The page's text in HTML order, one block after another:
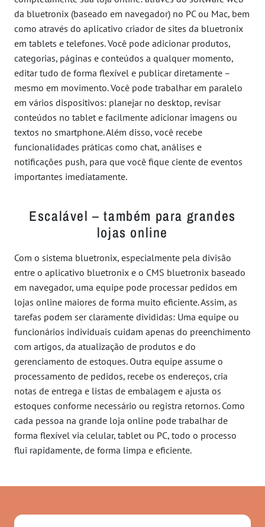
da bluetronix (baseado em navegador) no PC ou Mac, bem
como através do aplicativo criador de sites da bluetronix
em tablets e telefones. Você pode adicionar produtos,
categorias, páginas e conteúdos a qualquer momento,
editar tudo de forma flexível e publicar diretamente –
mesmo em movimento. Você pode trabalhar em paralelo
em vários dispositivos: planejar no desktop, revisar
conteúdos no tablet e facilmente adicionar imagens ou
textos no smartphone. Além disso, você recebe
funcionalidades práticas como chat, análises e
notificações push, para que você fique ciente de eventos
importantes imediatamente.
Escalável – também para grandes
lojas online
Com o sistema bluetronix, especialmente pela divisão
entre o aplicativo bluetronix e o CMS bluetronix baseado
em navegador, uma equipe pode processar pedidos em
lojas online maiores de forma muito eficiente. Assim, as
tarefas podem ser claramente divididas: Uma equipe ou
funcionários individuais cuidam apenas do preenchimento
com artigos, da atualização de produtos e do
gerenciamento de estoques. Outra equipe assume o
processamento de pedidos, recebe os endereços, cria
notas de entrega e listas de embalagem e ajusta os
estoques conforme necessário ou registra retornos. Como
cada pessoa na grande loja online pode trabalhar de
forma flexível via celular, tablet ou PC, todo o processo
flui rapidamente, de forma limpa e eficiente.